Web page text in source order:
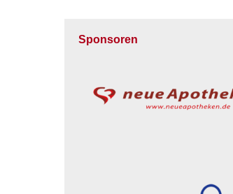
Sponsoren